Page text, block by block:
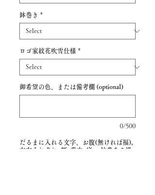
鉢巻き *
ロゴ家紋花吹雪仕様 *
御希望の色、または備考欄 (optional)
0/500
だるまに入れる文字、お腹(無ければ福),
左右それぞれ, 額, 背中, 底 、鉢巻ある場